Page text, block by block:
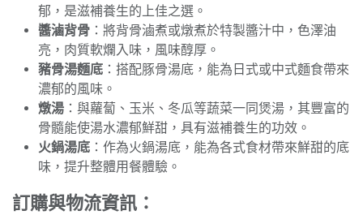
郁，是滋補養生的上佳之選。
醬滷背骨 ：將背骨滷煮或燉煮於特製醬汁中，色澤油
亮，肉質軟爛入味，風味醇厚。
豬骨湯麵底 ：搭配豚骨湯底，能為日式或中式麵食帶來
濃郁的風味。
燉湯 ：與蘿蔔、玉米、冬瓜等蔬菜一同煲湯，其豐富的
骨髓能使湯水濃郁鮮甜，具有滋補養生的功效。
火鍋湯底 ：作為火鍋湯底，能為各式食材帶來鮮甜的底
味，提升整體用餐體驗。
訂購與物流資訊：